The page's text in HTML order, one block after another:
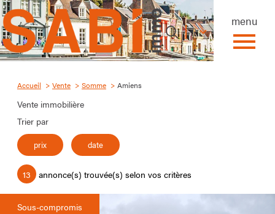
menu
Langue
fr
Accueil 0 Langue
fr
Accueil Vente Somme Amiens
Vente immobilière
Trier par
prix date
13 annonce(s) trouvée(s) selon vos critères
Sous-compromis